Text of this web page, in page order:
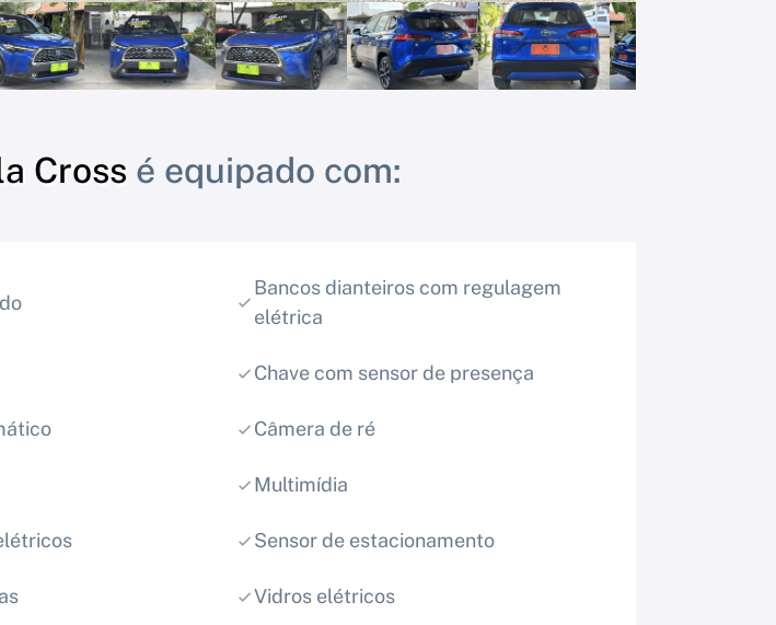
Cross é equipado com:
Bancos dianteiros com regulagem
elétrica
Chave com sensor de presença
Câmera de ré
Multimídia
Sensor de estacionamento
Vidros elétricos